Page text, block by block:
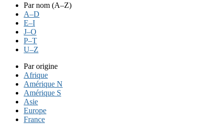
Par nom (A–Z)
A–D
E–I
J–O
P–T
U–Z
Par origine
Afrique
Amérique N
Amérique S
Asie
Europe
France